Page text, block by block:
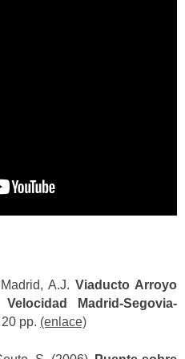
A.J.Viaducto Arroyo
Madrid-Segovia-
pp. (enlace)